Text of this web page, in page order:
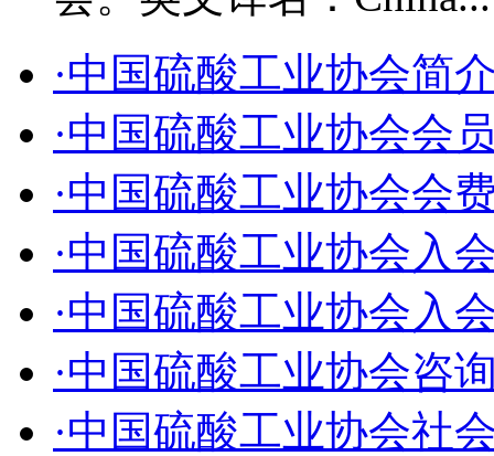
·中国硫酸工业协会简
·中国硫酸工业协会会
·中国硫酸工业协会会
·中国硫酸工业协会入
·中国硫酸工业协会入
·中国硫酸工业协会咨
·中国硫酸工业协会社